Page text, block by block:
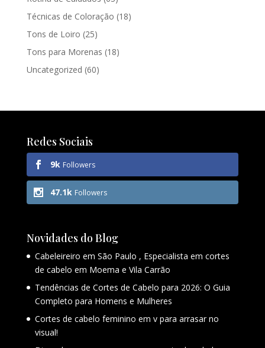
Técnicas de Coloração (18)
Tons de Loiro (25)
Tons para Morenas (18)
Uncategorized (60)
Redes Sociais
9k Followers
47.1k Followers
Novidades do Blog
Cabeleireiro em São Paulo , Especialista em cortes
de cabelo em Moema e Vila Carrão
Tendências de Cortes de Cabelo para 2026: O Guia
Completo para Homens e Mulheres
Cortes de cabelo feminino em v para arrasar no
visual!